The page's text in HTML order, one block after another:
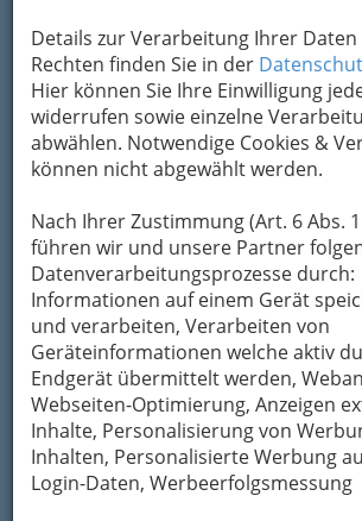
Details zur Verarbeitung Ihrer
Rechten finden Sie in der
Hier können Sie Ihre Einwilligung
widerrufen sowie einzelne
abwählen. Notwendige Cookies &
können nicht abgewählt werden.
Nach Ihrer Zustimmung (Art. 6 Abs. 1
führen wir und unsere Partner
Datenverarbeitungsprozesse durch:
Informationen auf einem Gerät
und verarbeiten, Verarbeiten von
Geräteinformationen welche aktiv
Endgerät übermittelt werden,
Webseiten-Optimierung, Anzeigen
Inhalte, Personalisierung von
Inhalten, Personalisierte Werbung
Login-Daten, Werbeerfolgsmessung